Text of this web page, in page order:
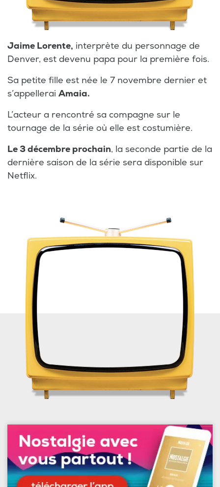
Jaime Lorente, interprète du personnage de
Denver, est devenu papa pour la première fois.
Sa petite fille est née le 7 novembre dernier et
s’appellerai Amaia.
L’acteur a rencontré sa compagne sur le
tournage de la série où elle est costumière.
Le 3 décembre prochain, la seconde partie de la
dernière saison de la série sera disponible sur
Netflix.